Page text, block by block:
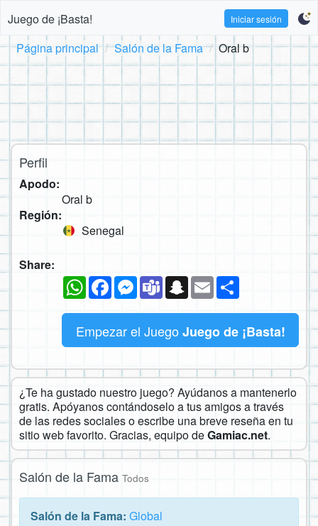
Juego de ¡Basta! Iniciar sesión
Página principal Salón de la Fama Oral b
Perfil
Apodo:
Oral b
Región:
Senegal
Share:
WhatsAppFacebookMessenger
TeamsSnapchat
Email
Empezar el Juego Juego de ¡Basta!
¿Te ha gustado nuestro juego? Ayúdanos a mantenerlo
gratis. Apóyanos contándoselo a tus amigos a través
de las redes sociales o escribe una breve reseña en tu
sitio web favorito. Gracias, equipo deGamiac.net.
Salón de la Fama Todos
Salón de la Fama: Global